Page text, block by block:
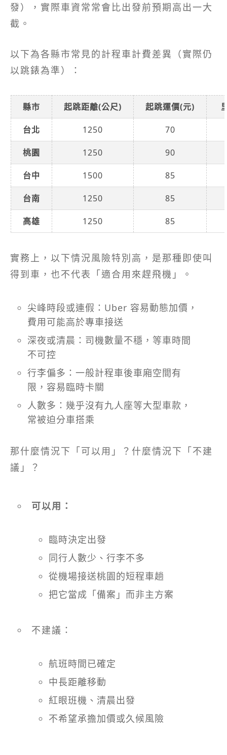
發），實際車資常常會比出發前預期高出一大
截。
以下為各縣市常見的計程車計費差異（實際仍
以跳錶為準）：
縣市 起跳距離(公尺) 起跳運價(元)
台北 1250 70
桃園 1250 90
台中 1500 85
台南 1250 85
高雄 1250 85
實務上，以下情況風險特別高，是那種即使叫
得到車，也不代表「適合用來趕飛機」。
尖峰時段或連假：Uber 容易動態加價，
費用可能高於專車接送
深夜或清晨：司機數量不穩，等車時間
不可控
行李偏多：一般計程車後車廂空間有
限，容易臨時卡關
人數多：幾乎沒有九人座等大型車款，
常被迫分車搭乘
那什麼情況下「可以用」？什麼情況下「不建
議」？
可以用：
臨時決定出發
同行人數少、行李不多
從機場接送桃園的短程車趟
把它當成「備案」而非主方案
不建議：
航班時間已確定
中長距離移動
紅眼班機、清晨出發
不希望承擔加價或久候風險